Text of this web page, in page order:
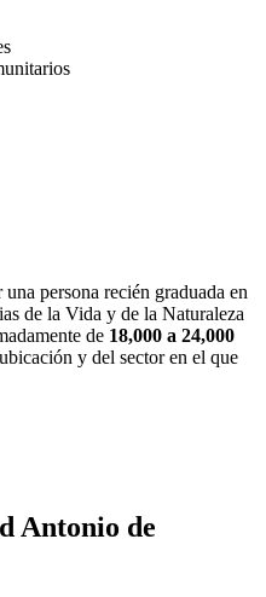
persona recién graduada en
de la Vida y de la Naturaleza
de 18,000 a 24,000
y del sector en el que
Antonio de